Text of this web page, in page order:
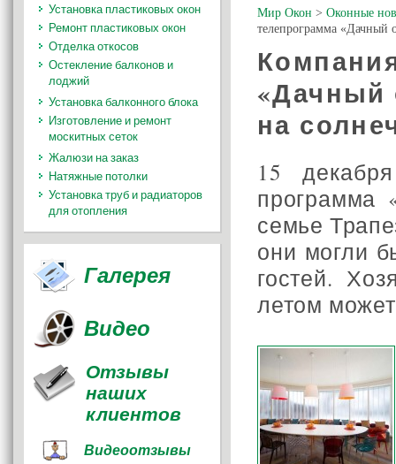
Мир Окон > Оконные
телепрограмма «Дачный
«Дачный
на
15
программа
семье
они могли
гостей.
летом
Установка пластиковых окон
Ремонт пластиковых окон
Отделка откосов
Остекление балконов и
лоджий
Установка балконного блока
Изготовление и ремонт
москитных сеток
Жалюзи на заказ
Натяжные потолки
Установка труб и радиаторов
для отопления
Галерея
Видео
Отзывы
наших
клиентов
Видеоотзывы